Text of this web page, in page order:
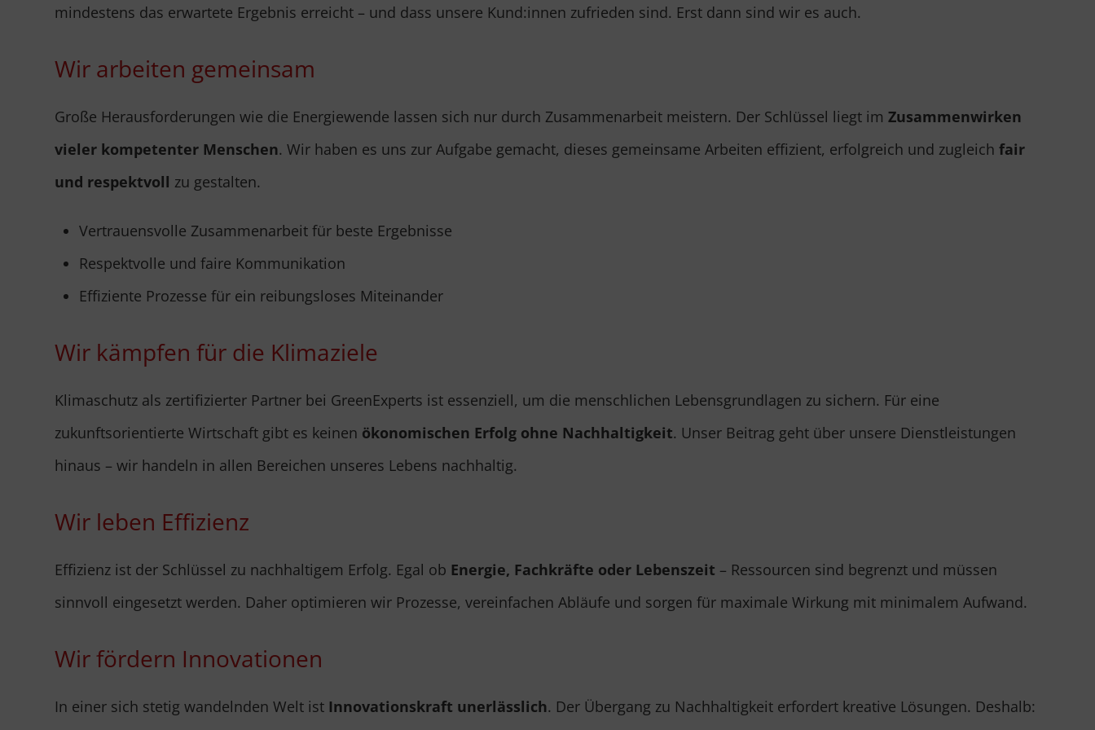
mindestens das erwartete Ergebnis erreicht – und dass unsere Kund:innen zufrieden sind. Erst dann sind wir es auch.
Wir arbeiten gemeinsam
Große Herausforderungen wie die Energiewende lassen sich nur durch Zusammenarbeit meistern. Der Schlüssel liegt imZusammenwirken
vieler kompetenter Menschen. Wir haben es uns zur Aufgabe gemacht, dieses gemeinsame Arbeiten effizient, erfolgreich und zugleichfair
und respektvoll zu gestalten.
Vertrauensvolle Zusammenarbeit für beste Ergebnisse
Respektvolle und faire Kommunikation
Effiziente Prozesse für ein reibungsloses Miteinander
Wir kämpfen für die Klimaziele
Klimaschutz als zertifizierter Partner bei GreenExperts ist essenziell, um die menschlichen Lebensgrundlagen zu sichern. Für eine
zukunftsorientierte Wirtschaft gibt es keinen ökonomischen Erfolg ohne Nachhaltigkeit. Unser Beitrag geht über unsere Dienstleistungen
hinaus – wir handeln in allen Bereichen unseres Lebens nachhaltig.
Wir leben Effizienz
Effizienz ist der Schlüssel zu nachhaltigem Erfolg. Egal ob Energie, Fachkräfte oder Lebenszeit – Ressourcen sind begrenzt und müssen
sinnvoll eingesetzt werden. Daher optimieren wir Prozesse, vereinfachen Abläufe und sorgen für maximale Wirkung mit minimalem Aufwand.
Wir fördern Innovationen
In einer sich stetig wandelnden Welt ist Innovationskraft unerlässlich. Der Übergang zu Nachhaltigkeit erfordert kreative Lösungen. Deshalb: